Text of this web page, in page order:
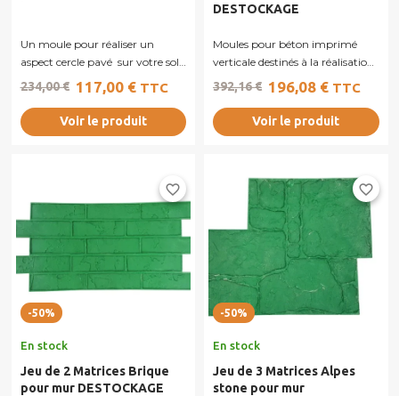
Un moule pour réaliser un
aspect cercle pavé sur votre sol
en béton imprimé. Plus que
deux...
117,00 € TTC
234,00 €
Voir le produit
DESTOCKAGE
Moules pour béton imprimé
verticale destinés à la réalisation
de murs, murets ou façades en...
196,08 € TTC
392,16 €
Voir le produit
-50%
favorite_border
En stock
Jeu de 2 Matrices Brique
pour mur DESTOCKAGE
-50%
favorite_border
En stock
Jeu de 3 Matrices Alpes
stone pour mur